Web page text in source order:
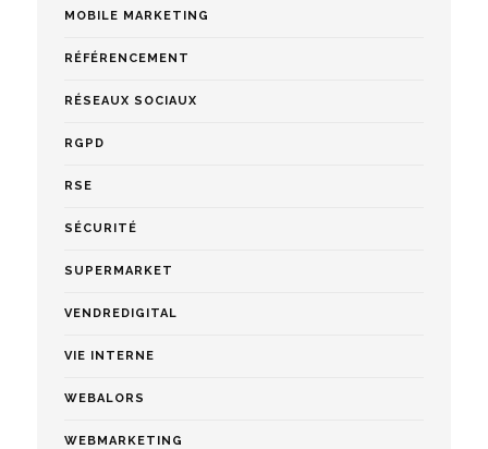
MOBILE MARKETING
RÉFÉRENCEMENT
RÉSEAUX SOCIAUX
RGPD
RSE
SÉCURITÉ
SUPERMARKET
VENDREDIGITAL
VIE INTERNE
WEBALORS
WEBMARKETING